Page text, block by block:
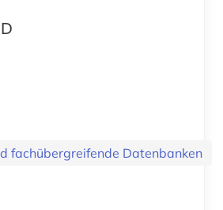
fachübergreifende Datenbanken